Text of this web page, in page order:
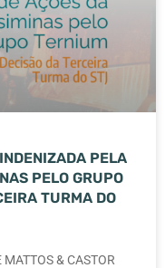
PELA
PELO GRUPO
TURMA DO
& CASTOR